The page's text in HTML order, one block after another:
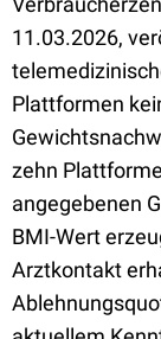
11.03.2026,
Plattformen
zehn
angegebenen
BMI-Wert
Arztkontakt